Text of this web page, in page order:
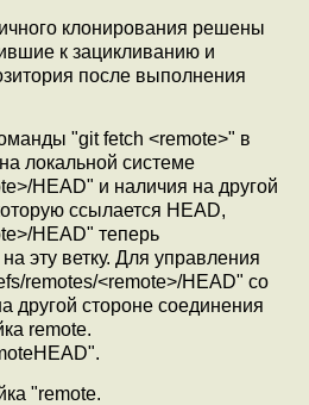
клонирования решены
к зацикливанию и
после выполнения
"git fetch <remote>" в
локальной системе
HEAD" и наличия на другой
ссылается HEAD,
HEAD" теперь
эту ветку. Для управления
remotes/<remote>/HEAD" со
другой стороне соединения
remote.
"remote.